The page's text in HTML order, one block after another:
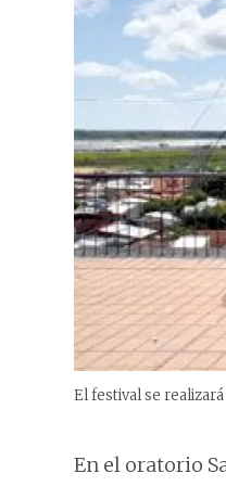
El festival se
En el oratorio